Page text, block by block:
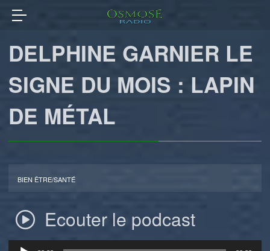
DELPHINE GARNIER LE
SIGNE DU MOIS : LAPIN
DE MÉTAL
BIEN ÊTRE/SANTÉ
Ecouter le podcast